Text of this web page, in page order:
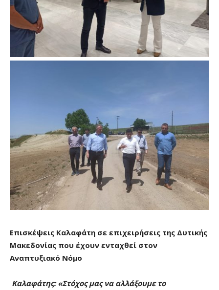
Επισκέψεις Καλαφάτη σε επιχειρήσεις της Δυτικής
Μακεδονίας που έχουν ενταχθεί στον
Αναπτυξιακό Νόμο
Καλαφάτης: «Στόχος μας να αλλάξουμε το